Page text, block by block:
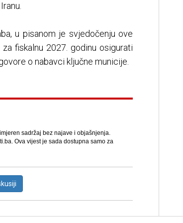
u pisanom je svjedočenju ove
fiskalnu 2027. godinu osigurati
o nabavci ključne municije.
sadržaj bez najave i objašnjenja.
Ova vijest je sada dostupna samo za